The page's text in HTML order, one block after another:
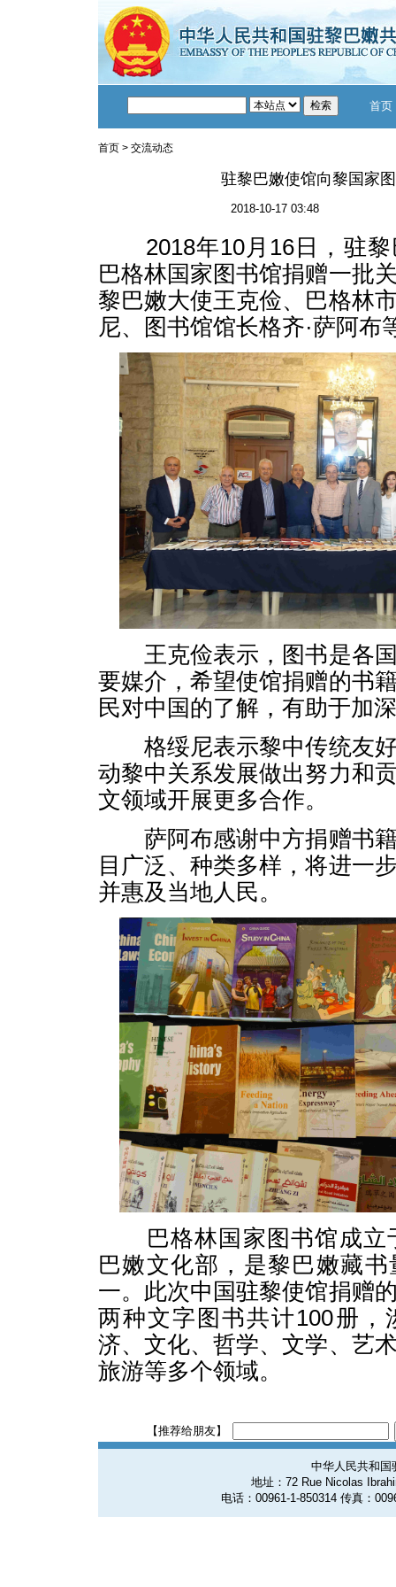
首页
首页 > 交流动态
驻黎巴嫩使馆向黎国家
2018-10-17 03:48
2018年10月16日，驻黎
巴格林国家图书馆捐赠一批
黎巴嫩大使王克俭、巴格林
尼、图书馆馆长格齐·萨阿布
王克俭表示，图书是各国
要媒介，希望使馆捐赠的书
民对中国的了解，有助于加
格绥尼表示黎中传统友好
动黎中关系发展做出努力和
文领域开展更多合作。
萨阿布感谢中方捐赠书籍
目广泛、种类多样，将进一
并惠及当地人民。
巴格林国家图书馆成立
巴嫩文化部，是黎巴嫩藏
一。此次中国驻黎使馆捐赠
两种文字图书共计100册，
济、文化、哲学、文学、艺
旅游等多个领域。
【推荐给朋友】
中华人民共和国
地址：72 Rue Nicolas
电话：00961-1-850314 传真：